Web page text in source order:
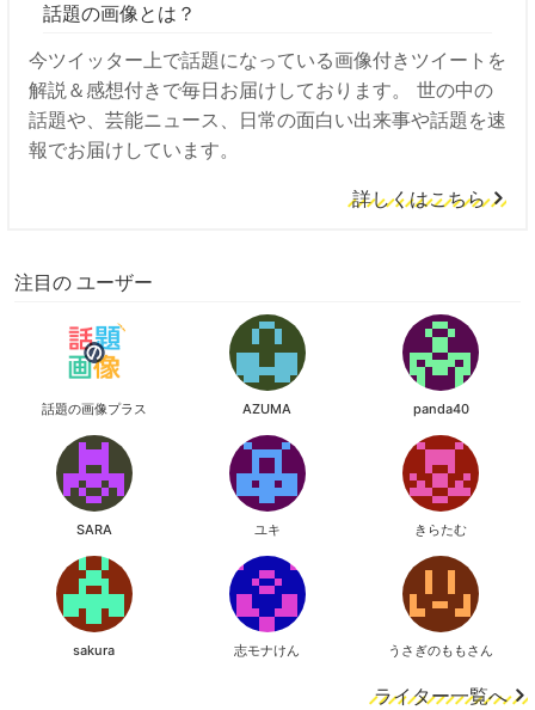
話題の画像とは？
今ツイッター上で話題になっている画像付きツイートを
解説＆感想付きで毎日お届けしております。 世の中の
話題や、芸能ニュース、日常の面白い出来事や話題を速
報でお届けしています。
詳しくはこちら
注目の ユーザー
話題の画像プラス AZUMA panda40
SARA ユキ きらたむ
sakura 志モナけん うさぎのももさん
ライター一覧へ